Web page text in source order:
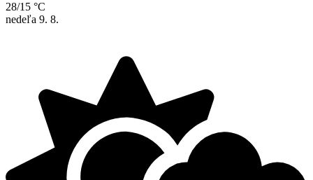
28/15 °C
nedeľa 9. 8.